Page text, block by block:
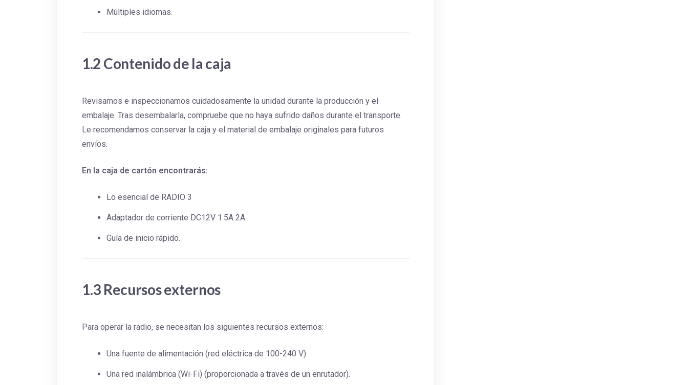
Múltiples idiomas.
1.2 Contenido de la caja
Revisamos e inspeccionamos cuidadosamente la unidad durante la producción y el
embalaje. Tras desembalarla, compruebe que no haya sufrido daños durante el transporte.
Le recomendamos conservar la caja y el material de embalaje originales para futuros
envíos.
En la caja de cartón encontrarás:
Lo esencial de RADIO 3
Adaptador de corriente DC12V 1.5A 2A.
Guía de inicio rápido.
1.3 Recursos externos
Para operar la radio, se necesitan los siguientes recursos externos:
Una fuente de alimentación (red eléctrica de 100-240 V).
Una red inalámbrica (Wi-Fi) (proporcionada a través de un enrutador).